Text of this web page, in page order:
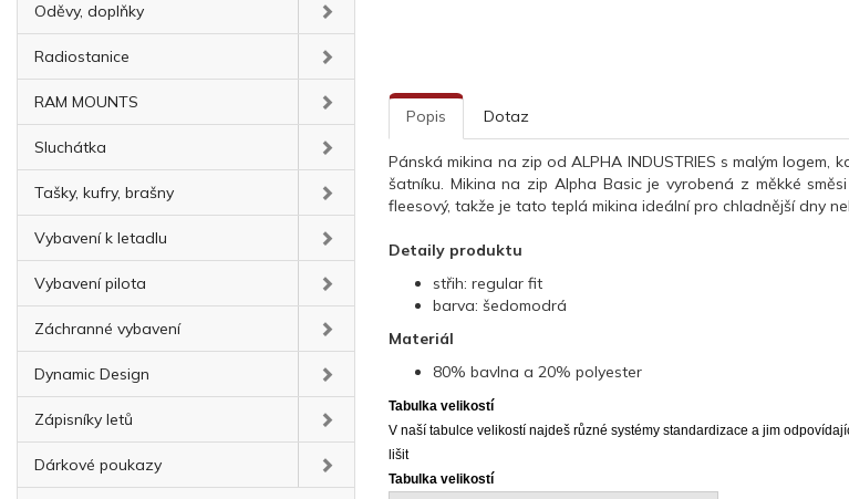
Oděvy, doplňky
Radiostanice
RAM MOUNTS
Sluchátka
Tašky, kufry, brašny
Vybavení k letadlu
Vybavení pilota
Záchranné vybavení
Dynamic Design
Zápisníky letů
Dárkové poukazy
Popis Dotaz
Pánská mikina na zip od ALPHA INDUSTRIES s malým
šatníku. Mikina na zip Alpha Basic je vyrobená z měkké
fleesový, takže je tato teplá mikina ideální pro chladnější dny
Detaily produktu
střih: regular fit
barva: šedomodrá
Materiál
80% bavlna a 20% polyester
Tabulka velikostí
V naší tabulce velikostí najdeš různé systémy standardizace a jim
lišit
Tabulka velikostí